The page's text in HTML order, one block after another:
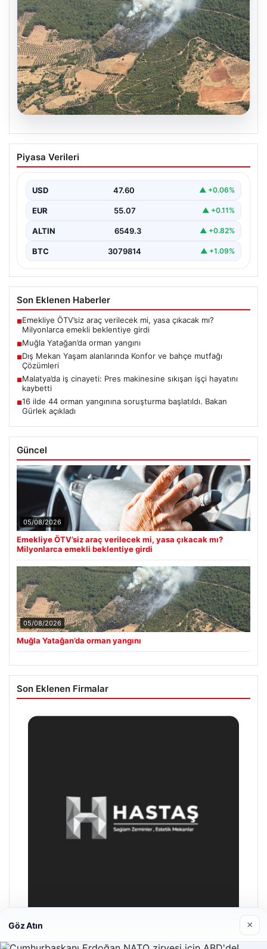
Muğla Yatağan’da orman yangını
Piyasa Verileri
USD 47.60 ▲ +0.06%
EUR 55.07 ▲ +0.11%
ALTIN 6549.3 ▲ +0.82%
BTC 3079814 ▲ +1.09%
Son Eklenen Haberler
■Emekliye ÖTV’siz araç verilecek mi, yasa çıkacak mı?
Milyonlarca emekli beklentiye girdi
■Muğla Yatağan’da orman yangını
■Dış Mekan Yaşam alanlarında Konfor ve bahçe mutfağı
Çözümleri
■Malatya’da iş cinayeti: Pres makinesine sıkışan işçi hayatını
kaybetti
■16 ilde 44 orman yangınına soruşturma başlatıldı. Bakan
Gürlek açıkladı
Güncel
05/08/2026
Emekliye ÖTV’siz araç verilecek mi, yasa çıkacak mı?
Milyonlarca emekli beklentiye girdi
05/08/2026
Muğla Yatağan’da orman yangını
Son Eklenen Firmalar
Göz Atın ×